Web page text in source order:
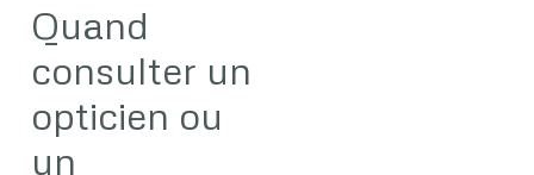
Quand
consulter un
opticien ou
un